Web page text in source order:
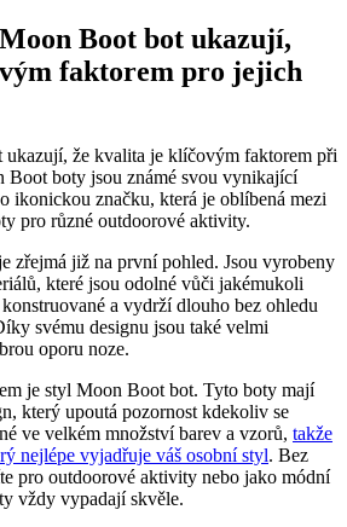
Boot ⁤bot‍ ukazují,
faktorem pro jejich
ukazují,​ že kvalita je klíčovým faktorem při
Boot‍ boty jsou známé svou vynikající
ikonickou​ značku, která⁤ je oblíbená mezi
pro⁣ různé ⁣outdoorové aktivity.
zřejmá již⁢ na první pohled. Jsou vyrobeny
které jsou odolné vůči jakémukoli‍
a vydrží dlouho bez ohledu
⁤svému⁣ designu jsou také velmi​
oporu‍ noze.
je ⁤styl ‌Moon‍ Boot ​bot. Tyto boty mají
který ‍upoutá pozornost kdekoliv se
ve velkém množství barev⁣ a vzorů, takže
nejlépe vyjadřuje váš osobní styl. Bez
pro outdoorové aktivity ⁣nebo‍ jako módní‍
vždy vypadají skvěle.